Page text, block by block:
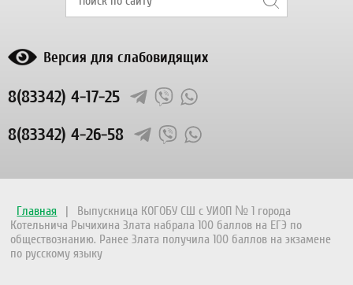
Версия для слабовидящих
8(83342) 4-17-25
8(83342) 4-26-58
Главная |
Выпускница КОГОБУ СШ с УИОП № 1 города
Котельнича Рычихина Злата набрала 100 баллов на ЕГЭ по
обществознанию. Ранее Злата получила 100 баллов на экзамене
по русскому языку